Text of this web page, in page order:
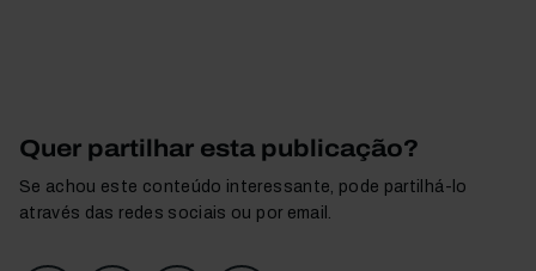
Quer partilhar esta publicação?
Se achou este conteúdo interessante, pode partilhá-lo
através das redes sociais ou por email.